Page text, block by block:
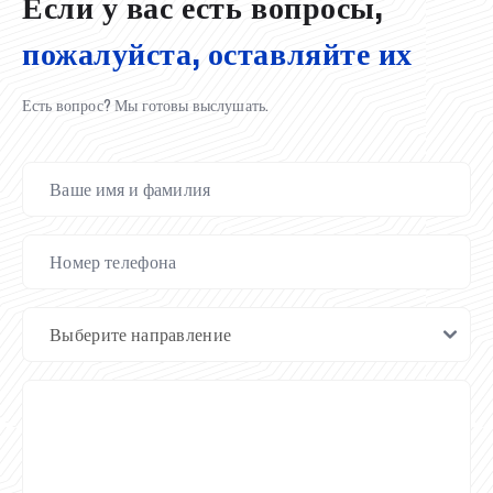
Если у вас есть вопросы,
пожалуйста, оставляйте их
Есть вопрос? Мы готовы выслушать.